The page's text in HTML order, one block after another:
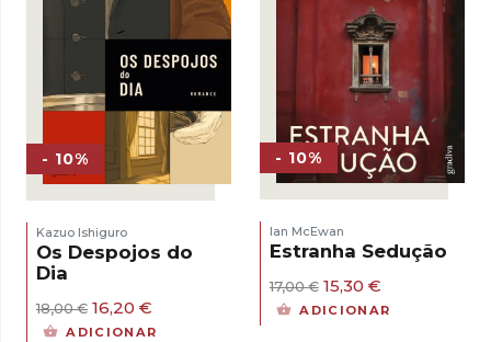
- 10%
Kazuo Ishiguro
Os Despojos do
Dia
18,00€ O
preço
16,20 €
preço
ADICIONAR
- 10%
Ian McEwan
Estranha Sedução
17,00€ O
preço
15,30 €O
preço
ADICIONAR